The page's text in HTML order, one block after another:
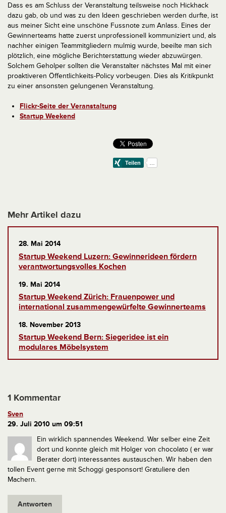
Dass es am Schluss der Veranstaltung teilsweise noch Hickhack
dazu gab, ob und was zu den Ideen geschrieben werden durfte, ist
aus meiner Sicht eine unschöne Fussnote zum Anlass. Eines der
Gewinnerteams hatte zuerst unprofessionell kommuniziert und, als
nachher einigen Teammitgliedern mulmig wurde, beeilte man sich
plötzlich, eine mögliche Berichterstattung wieder abzuwürgen.
Solchem Geholper sollten die Veranstalter nächstes Mal mit einer
proaktiveren Öffentlichkeits-Policy vorbeugen. Dies als Kritikpunkt
zu einer ansonsten gelungenen Veranstaltung.
Flickr-Seite der Veranstaltung
Startup Weekend
Mehr Artikel dazu
28. Mai 2014
Startup Weekend Luzern: Gewinnerideen fördern
verantwortungsvolles Kochen
19. Mai 2014
Startup Weekend Zürich: Frauenpower und
international zusammengewürfelte Gewinnerteams
18. November 2013
Startup Weekend Bern: Siegeridee ist ein
modulares Möbelsystem
1 Kommentar
Sven
29. Juli 2010 um 09:51
Ein wirklich spannendes Weekend. War selber eine Zeit
dort und konnte gleich mit Holger von chocolato ( er war
Berater dort) interessantes austauschen. Wir haben den
tollen Event gerne mit Schoggi gesponsort! Gratuliere den
Machern.
Antworten